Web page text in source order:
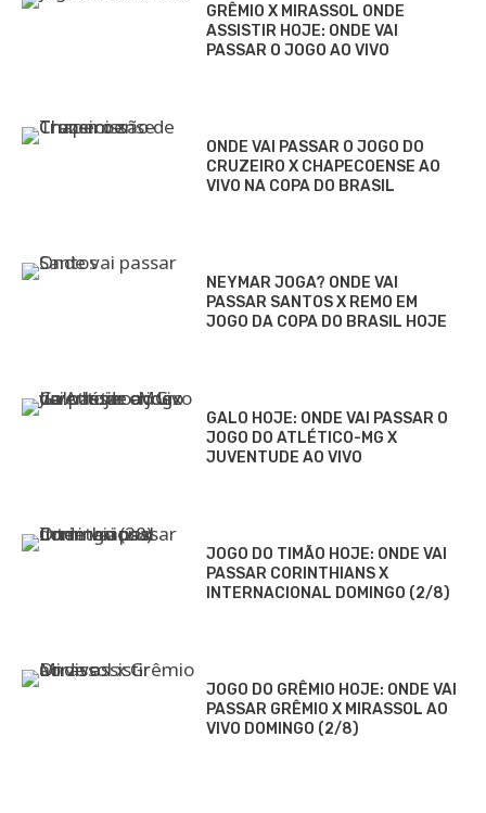
GRÊMIO X MIRASSOL ONDE
ASSISTIR HOJE: ONDE VAI
PASSAR O JOGO AO VIVO
ONDE VAI PASSAR O JOGO DO
CRUZEIRO X CHAPECOENSE AO
VIVO NA COPA DO BRASIL
NEYMAR JOGA? ONDE VAI
PASSAR SANTOS X REMO EM
JOGO DA COPA DO BRASIL HOJE
GALO HOJE: ONDE VAI PASSAR O
JOGO DO ATLÉTICO-MG X
JUVENTUDE AO VIVO
JOGO DO TIMÃO HOJE: ONDE VAI
PASSAR CORINTHIANS X
INTERNACIONAL DOMINGO (2/8)
JOGO DO GRÊMIO HOJE: ONDE VAI
PASSAR GRÊMIO X MIRASSOL AO
VIVO DOMINGO (2/8)